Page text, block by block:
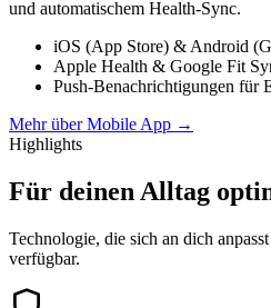
und automatischem Health-Sync.
iOS (App Store) & Android
Apple Health & Google Fit
Push-Benachrichtigungen für
Mehr über Mobile App →
Highlights
Für deinen Alltag
Technologie, die sich an dich
verfügbar.